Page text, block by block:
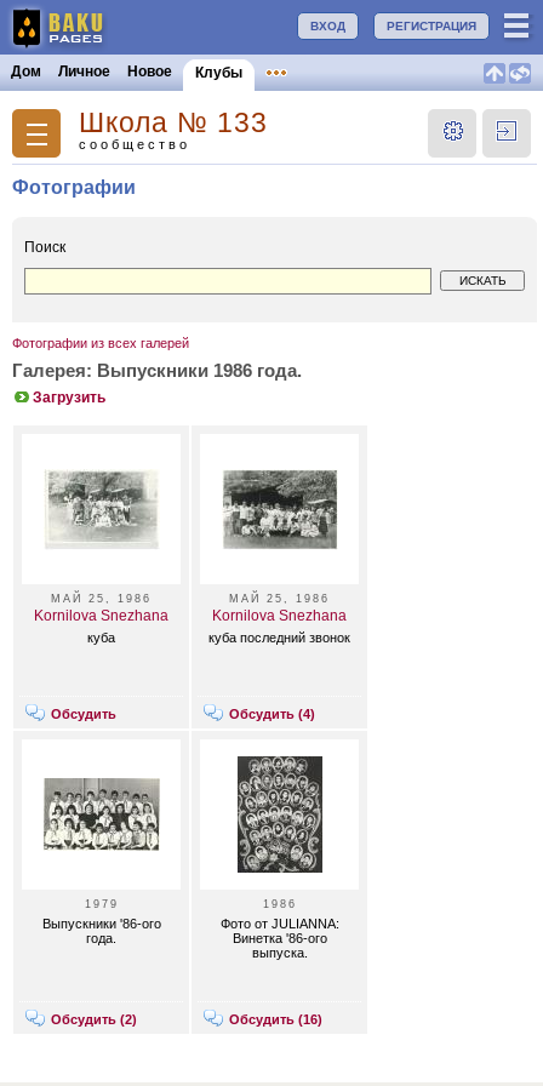
РЕГИСТРАЦИЯ
ВХОД
Дом Личное Новое Клубы
Школа № 133
сообщество
Фотографии
Поиск
Фотографии из всех галерей
Галерея: Выпускники 1986 года.
Загрузить
МАЙ 25, 1986
Kornilova Snezhana
куба
Обсудить
МАЙ 25, 1986
Kornilova Snezhana
куба последний звонок
Обсудить (4)
1979
Выпускники '86-ого
года.
Обсудить (2)
1986
Фото от JULIANNA:
Винетка '86-ого
выпуска.
Обсудить (16)